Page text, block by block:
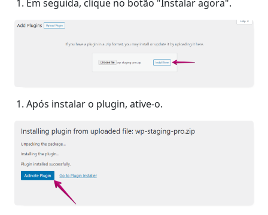
Em seguida, clique no botão "Instalar agora".
Após instalar o plugin, ative-o.